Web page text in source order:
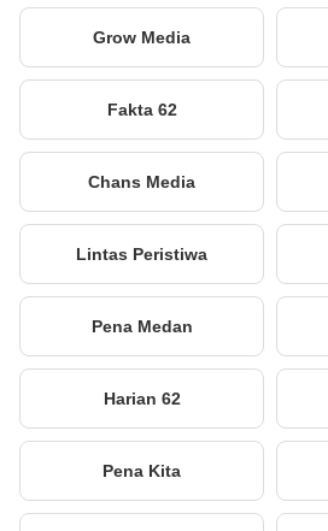
Grow Media
Fakta 62
Chans Media
Lintas Peristiwa
Pena Medan
Harian 62
Pena Kita